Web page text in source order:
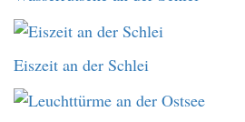
Eiszeit an der Schlei